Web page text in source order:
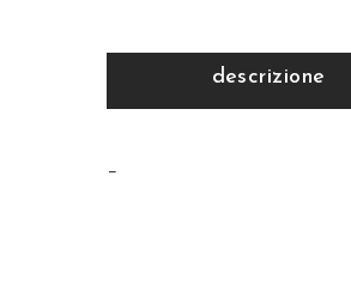
descrizione
–